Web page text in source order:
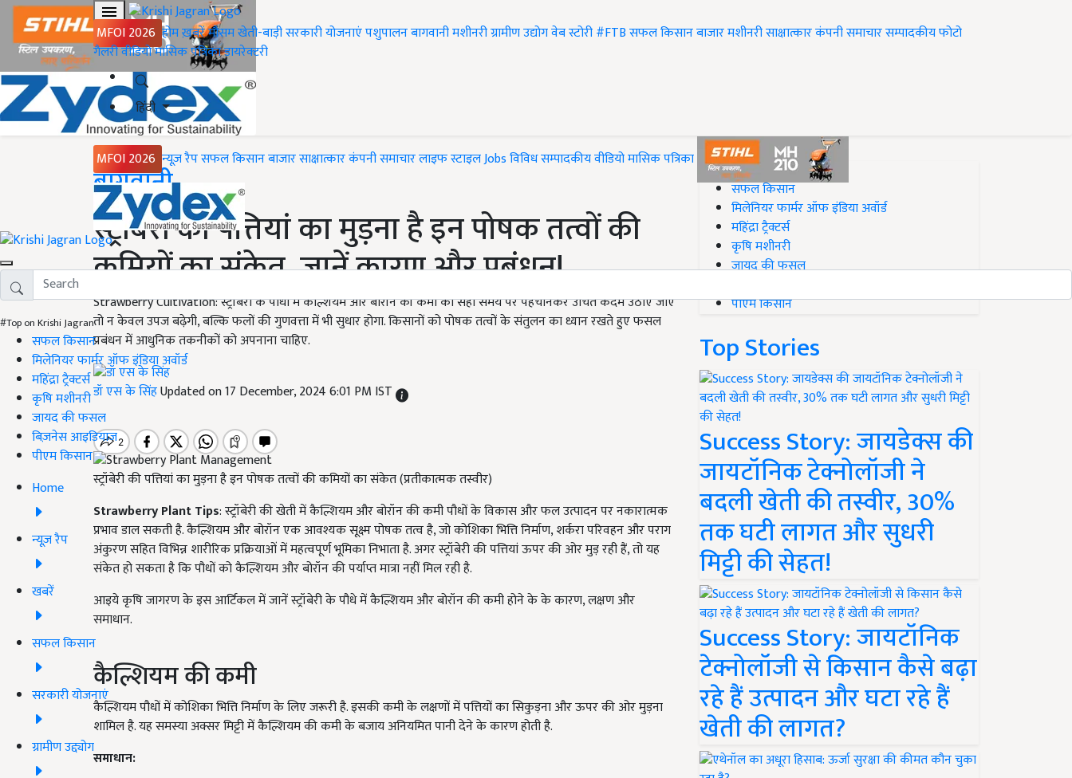
MFOI 2026 होमख़बरेंमौसमखेती-बाड़ीसरकारी योजनाएंपशुपालनबागवानीमशीनरीग्रामीण उद्योगवेब स्टोरी#FTBसफल किसानबाजारमशीनरीसाक्षात्कारकंपनी समाचारसम्पादकीयफोटो
गैलरीवीडियोमासिक पत्रिकाडायरेक्टरी
हिंदी
MFOI 2026 न्यूज़ रैपसफल किसानबाजारसाक्षात्कारकंपनी समाचारलाइफ स्टाइलJobsविविधसम्पादकीयवीडियोमासिक पत्रिका
#Top on Krishi Jagran
सफल किसान
मिलेनियर फार्मर ऑफ इंडिया अवॉर्ड
महिंद्रा ट्रैक्टर्स
कृषि मशीनरी
जायद की फसल
बिज़नेस आइडियाज
पीएम किसान
Home
न्यूज़ रैप
खबरें
सफल किसान
सरकारी योजनाएं
ग्रामीण उद्द्योग
Home
बागवानी
स्ट्रॉबेरी की पत्तियां का मुड़ना है इन पोषक तत्वों की
कमियों का संकेत, जानें कारण और प्रबंधन!
Strawberry Cultivation: स्ट्रॉबेरी के पौधों में कैल्शियम और बोरॉन की कमी को सही समय पर पहचानकर उचित कदम उठाए जाएं
तो न केवल उपज बढ़ेगी, बल्कि फलों की गुणवत्ता में भी सुधार होगा. किसानों को पोषक तत्वों के संतुलन का ध्यान रखते हुए फसल
प्रबंधन में आधुनिक तकनीकों को अपनाना चाहिए.
डॉ एस के सिंहUpdated on 17 December, 2024 6:01 PM IST
स्ट्रॉबेरी की पत्तियां का मुड़ना है इन पोषक तत्वों की कमियों का संकेत (प्रतीकात्मक तस्वीर)
Strawberry Plant Tips: स्ट्रॉबेरी की खेती में कैल्शियम और बोरॉन की कमी पौधों के विकास और फल उत्पादन पर नकारात्मक
प्रभाव डाल सकती है. कैल्शियम और बोरॉन एक आवश्यक सूक्ष्म पोषक तत्व है, जो कोशिका भित्ति निर्माण, शर्करा परिवहन और पराग
अंकुरण सहित विभिन्न शारीरिक प्रक्रियाओं में महत्वपूर्ण भूमिका निभाता है. अगर स्ट्रॉबेरी की पत्तियां ऊपर की ओर मुड़ रही हैं, तो यह
संकेत हो सकता है कि पौधों को कैल्शियम और बोरॉन की पर्याप्त मात्रा नहीं मिल रही है.
आइये कृषि जागरण के इस आर्टिकल में जानें स्ट्रॉबेरी के पौधे में कैल्शियम और बोरॉन की कमी होने के के कारण, लक्षण और
समाधान.
कैल्शियम की कमी
कैल्शियम पौधों में कोशिका भित्ति निर्माण के लिए जरूरी है. इसकी कमी के लक्षणों में पत्तियों का सिकुड़ना और ऊपर की ओर मुड़ना
शामिल है. यह समस्या अक्सर मिट्टी में कैल्शियम की कमी के बजाय अनियमित पानी देने के कारण होती है.
समाधान:
#Top on Krishi Jagran
सफल किसान
मिलेनियर फार्मर ऑफ इंडिया अवॉर्ड
महिंद्रा ट्रैक्टर्स
कृषि मशीनरी
जायद की फसल
पीएम किसान
Top Stories
Success Story: जायडेक्स की
जायटॉनिक टेक्नोलॉजी ने
बदली खेती की तस्वीर, 30%
तक घटी लागत और सुधरी
मिट्टी की सेहत!
Success Story: जायटॉनिक
टेक्नोलॉजी से किसान कैसे बढ़ा
रहे हैं उत्पादन और घटा रहे हैं
खेती की लागत?